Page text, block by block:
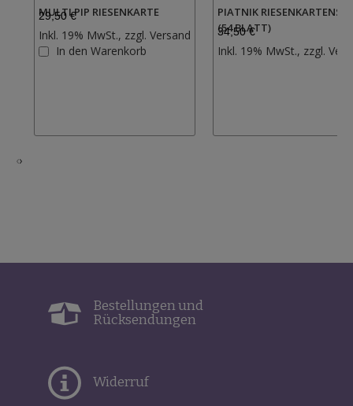
MULTI PIP RIESENKARTE
29,50 €
Inkl. 19% MwSt., zzgl. Versand
In den Warenkorb
PIATNIK
(54 BLATT)
34,50 €
Inkl. 19% MwSt., zzgl.
‹›
Bestellungen und
Rücksendungen
Widerruf